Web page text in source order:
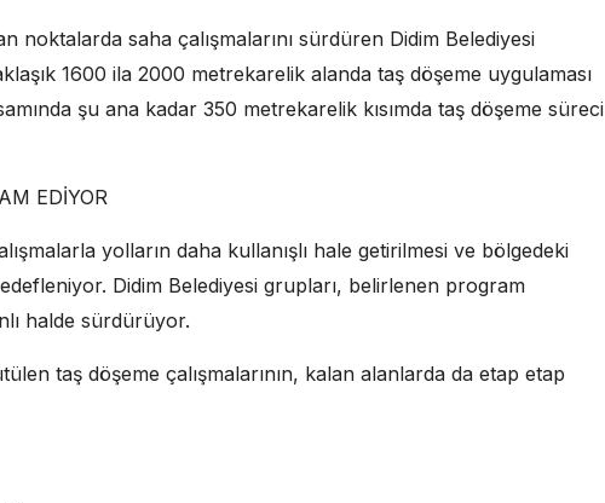
noktalarda saha çalışmalarını sürdüren Didim Belediyesi
1600 ila 2000 metrekarelik alanda taş döşeme uygulaması
şu ana kadar 350 metrekarelik kısımda taş döşeme süreci
EDİYOR
yolların daha kullanışlı hale getirilmesi ve bölgedeki
Didim Belediyesi grupları, belirlenen program
halde sürdürüyor.
taş döşeme çalışmalarının, kalan alanlarda da etap etap